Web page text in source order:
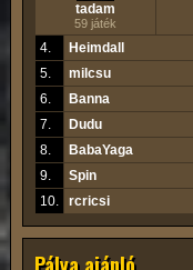
tadam
59 játék
4. Heimdall
5. milcsu
6. Banna
7. Dudu
8. BabaYaga
9. Spin
10. rcricsi